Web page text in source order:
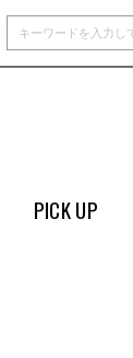
PICK UP